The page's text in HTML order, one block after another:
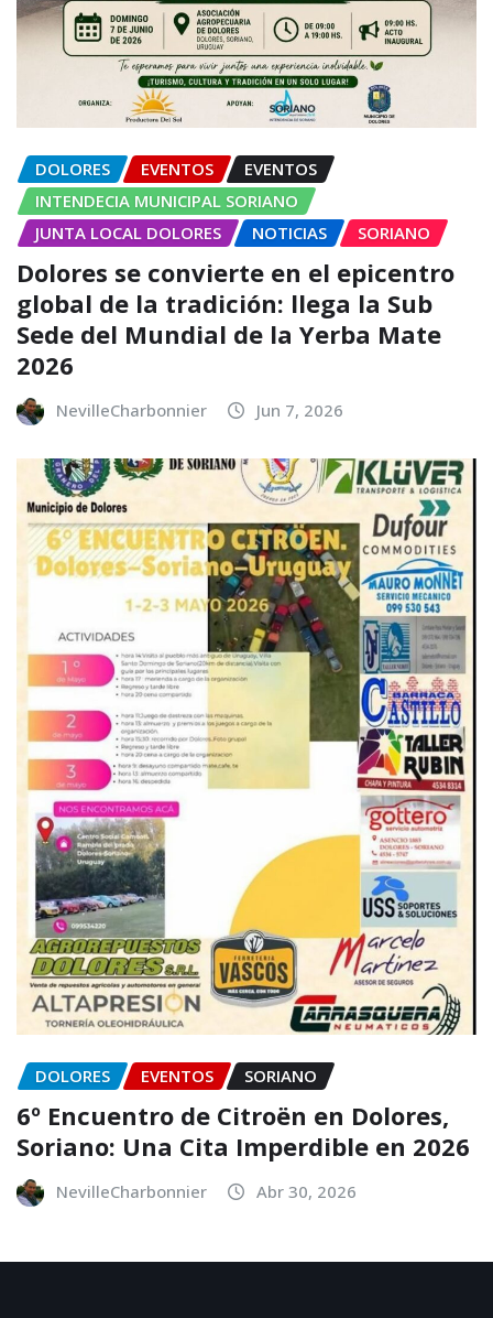
DOLORES EVENTOS
EVENTOS
INTENDECIA MUNICIPAL SORIANO
JUNTA LOCAL DOLORES
NOTICIAS SORIANO
Dolores se convierte en el epicentro
global de la tradición: llega la Sub
Sede del Mundial de la Yerba Mate
2026
NevilleCharbonnier Jun 7, 2026
DOLORES EVENTOS SORIANO
6º Encuentro de Citroën en Dolores,
Soriano: Una Cita Imperdible en 2026
NevilleCharbonnier Abr 30, 2026